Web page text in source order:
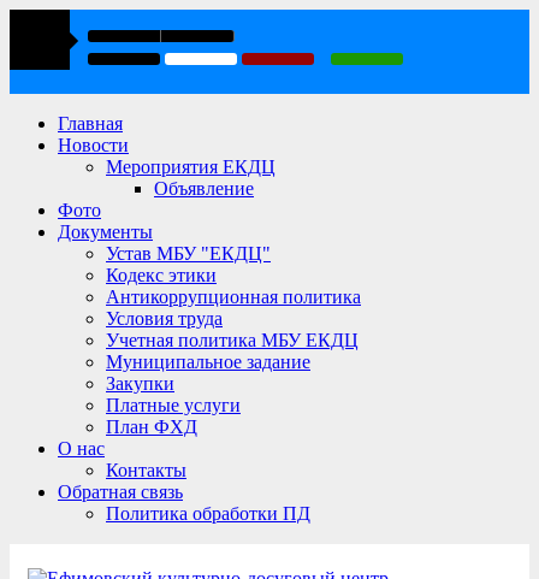
Главная
Новости
Мероприятия ЕКДЦ
Объявление
Фото
Документы
Устав МБУ "ЕКДЦ"
Кодекс этики
Антикоррупционная политика
Условия труда
Учетная политика МБУ ЕКДЦ
Муниципальное задание
Закупки
Платные услуги
План ФХД
О нас
Контакты
Обратная связь
Политика обработки ПД